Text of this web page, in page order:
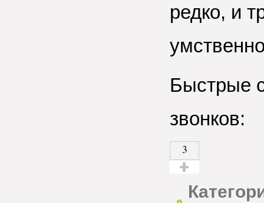
редко, и
Быстрые
звонков:
3